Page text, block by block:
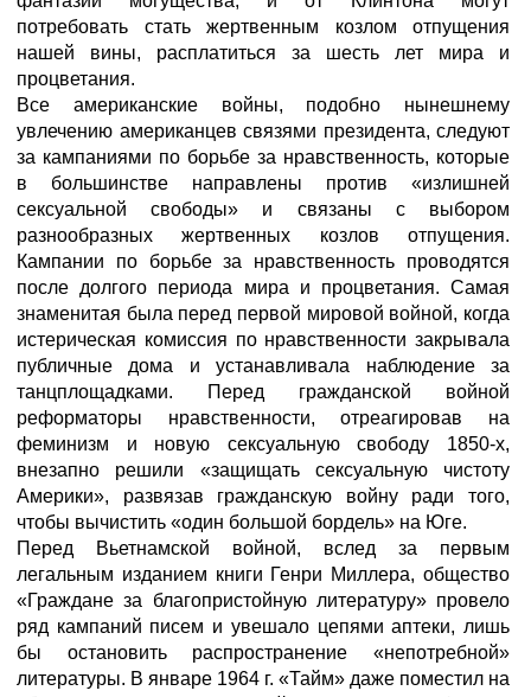
потребовать стать жертвенным козлом отпущения
нашей вины, расплатиться за шесть лет мира и
процветания.
Все американские войны, подобно нынешнему
увлечению американцев связями президента, следуют
за кампаниями по борьбе за нравственность, которые
в большинстве направлены против «излишней
сексуальной свободы» и связаны с выбором
разнообразных жертвенных козлов отпущения.
Кампании по борьбе за нравственность проводятся
после долгого периода мира и процветания. Самая
знаменитая была перед первой мировой войной, когда
истерическая комиссия по нравственности закрывала
публичные дома и устанавливала наблюдение за
танцплощадками. Перед гражданской войной
реформаторы нравственности, отреагировав на
феминизм и новую сексуальную свободу 1850-х,
внезапно решили «защищать сексуальную чистоту
Америки», развязав гражданскую войну ради того,
чтобы вычистить «один большой бордель» на Юге.
Перед Вьетнамской войной, вслед за первым
легальным изданием книги Генри Миллера, общество
«Граждане за благопристойную литературу» провело
ряд кампаний писем и увешало цепями аптеки, лишь
бы остановить распространение «непотребной»
литературы. В январе 1964 г. «Тайм» даже поместил на